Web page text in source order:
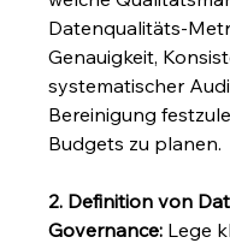
Datenqualitäts-
Genauigkeit,
systematischer
Bereinigung
Budgets zu planen.
2. Definition von
Governance: Lege